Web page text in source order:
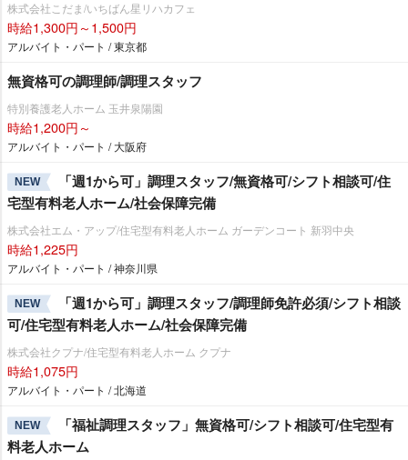
株式会社こだま/いちばん星リハカフェ
時給1,300円～1,500円
アルバイト・パート / 東京都
無資格可の調理師/調理スタッフ
特別養護老人ホーム 玉井泉陽園
時給1,200円～
アルバイト・パート / 大阪府
NEW
「週1から可」調理スタッフ/無資格可/シフト相談可/住
宅型有料老人ホーム/社会保障完備
株式会社エム・アップ/住宅型有料老人ホーム ガーデンコート 新羽中央
時給1,225円
アルバイト・パート / 神奈川県
NEW
「週1から可」調理スタッフ/調理師免許必須/シフト相談
可/住宅型有料老人ホーム/社会保障完備
株式会社クプナ/住宅型有料老人ホーム クプナ
時給1,075円
アルバイト・パート / 北海道
NEW
「福祉調理スタッフ」無資格可/シフト相談可/住宅型有
料老人ホーム